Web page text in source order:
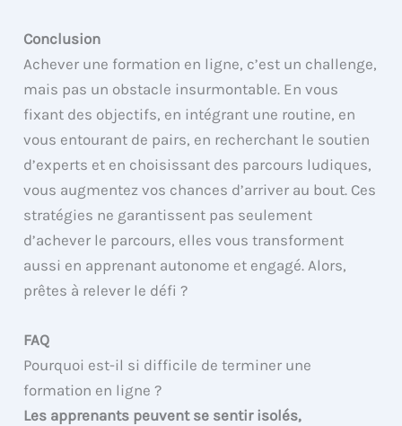
Conclusion
Achever une formation en ligne, c’est un challenge,
mais pas un obstacle insurmontable. En vous
fixant des objectifs, en intégrant une routine, en
vous entourant de pairs, en recherchant le soutien
d’experts et en choisissant des parcours ludiques,
vous augmentez vos chances d’arriver au bout. Ces
stratégies ne garantissent pas seulement
d’achever le parcours, elles vous transforment
aussi en apprenant autonome et engagé. Alors,
prêtes à relever le défi ?
FAQ
Pourquoi est-il si difficile de terminer une
formation en ligne ?
Les apprenants peuvent se sentir isolés,